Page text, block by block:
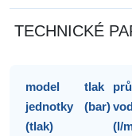
TECHNICKÉ
model
jednotky
(tlak)
tlak
(bar)
(l/